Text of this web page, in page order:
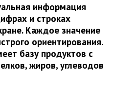
информация
и строках
Каждое значение
ориентирования.
базу продуктов с
жиров, углеводов